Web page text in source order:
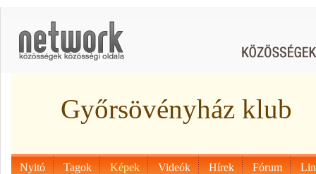
Győrsövényház klub
Nyitó Tagok Képek Videók Hírek Fórum